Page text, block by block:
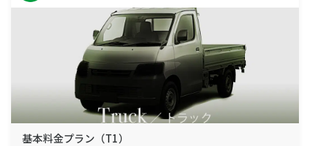
基本料金プラン（T1）